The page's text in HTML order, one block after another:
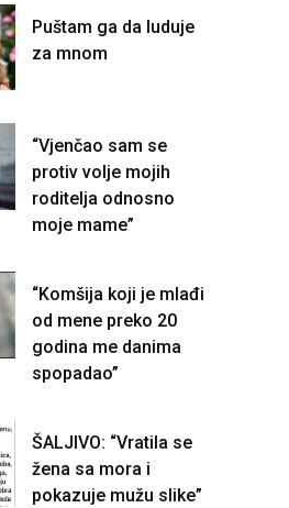
Puštam ga da luduje
za mnom
“Vjenčao sam se
protiv volje mojih
roditelja odnosno
moje mame”
“Komšija koji je mlađi
od mene preko 20
godina me danima
spopadao”
ŠALJIVO: “Vratila se
žena sa mora i
pokazuje mužu slike”